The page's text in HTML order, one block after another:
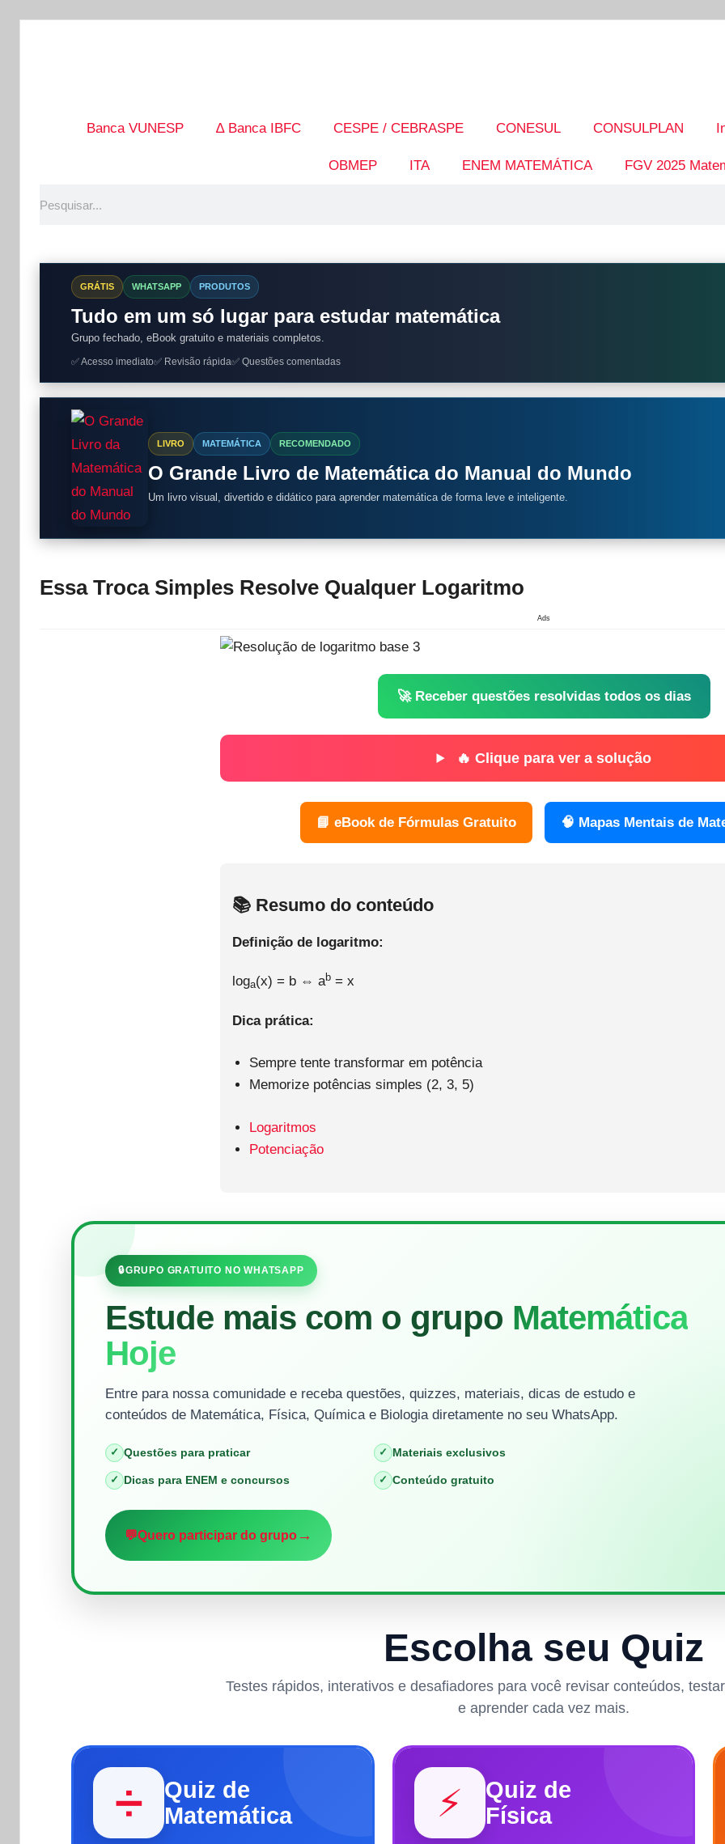
Banca VUNESP ∆ Banca IBFC CESPE / CEBRASPE CONESUL CONSULPLAN
OBMEP ITA ENEM MATEMÁTICA FGV 2025
GRÁTIS WHATSAPP PRODUTOS
Tudo em um só lugar para estudar matemática
Grupo fechado, eBook gratuito e materiais completos.
✅ Acesso imediato✅ Revisão rápida✅ Questões comentadas
LIVRO MATEMÁTICA RECOMENDADO
O Grande Livro de Matemática do Manual do Mundo
Um livro visual, divertido e didático para aprender matemática de forma leve e inteligente.
Essa Troca Simples Resolve Qualquer Logaritmo
Ads
🚀 Receber questões resolvidas todos os dias
🔥 Clique para ver a solução
📘 eBook de Fórmulas Gratuito 🧠 Mapas Mentais de
📚 Resumo do conteúdo
Definição de logaritmo:
loga(x) = b ⇔ ab = x
Dica prática:
Sempre tente transformar em potência
Memorize potências simples (2, 3, 5)
Logaritmos
Potenciação
🔒GRUPO GRATUITO NO WHATSAPP
Estude mais com o grupo Matemática
Hoje
Entre para nossa comunidade e receba questões, quizzes, materiais, dicas de estudo e
conteúdos de Matemática, Física, Química e Biologia diretamente no seu WhatsApp.
✓ Questões para praticar ✓ Materiais exclusivos
✓ Dicas para ENEM e concursos ✓ Conteúdo gratuito
💬Quero participar do grupo→
Escolha seu Quiz
Testes rápidos, interativos e desafiadores para você revisar conteúdos,
e aprender cada vez mais.
➗
Quiz de
Matemática
⚡
Quiz de
Física